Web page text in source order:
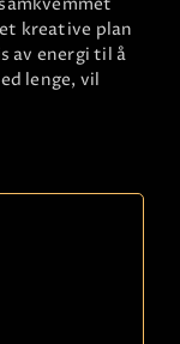
kreative plan
av energi til å
lenge, vil